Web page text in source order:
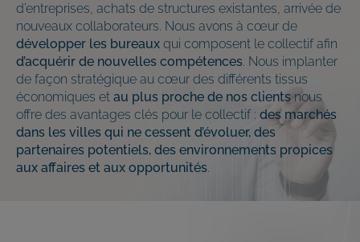
d’entreprises, achats de structures existantes, arrivée de
nouveaux collaborateurs. Nous avons à cœur de
développer les bureaux qui composent le collectif afin
d’acquérir de nouvelles compétences. Nous implanter
de façon stratégique au cœur des différents tissus
économiques et au plus proche de nos clientsnous
offre des avantages clés pour le collectif : des marchés
dans les villes qui ne cessent d’évoluer, des
partenaires potentiels, des environnements propices
aux affaires et aux opportunités.